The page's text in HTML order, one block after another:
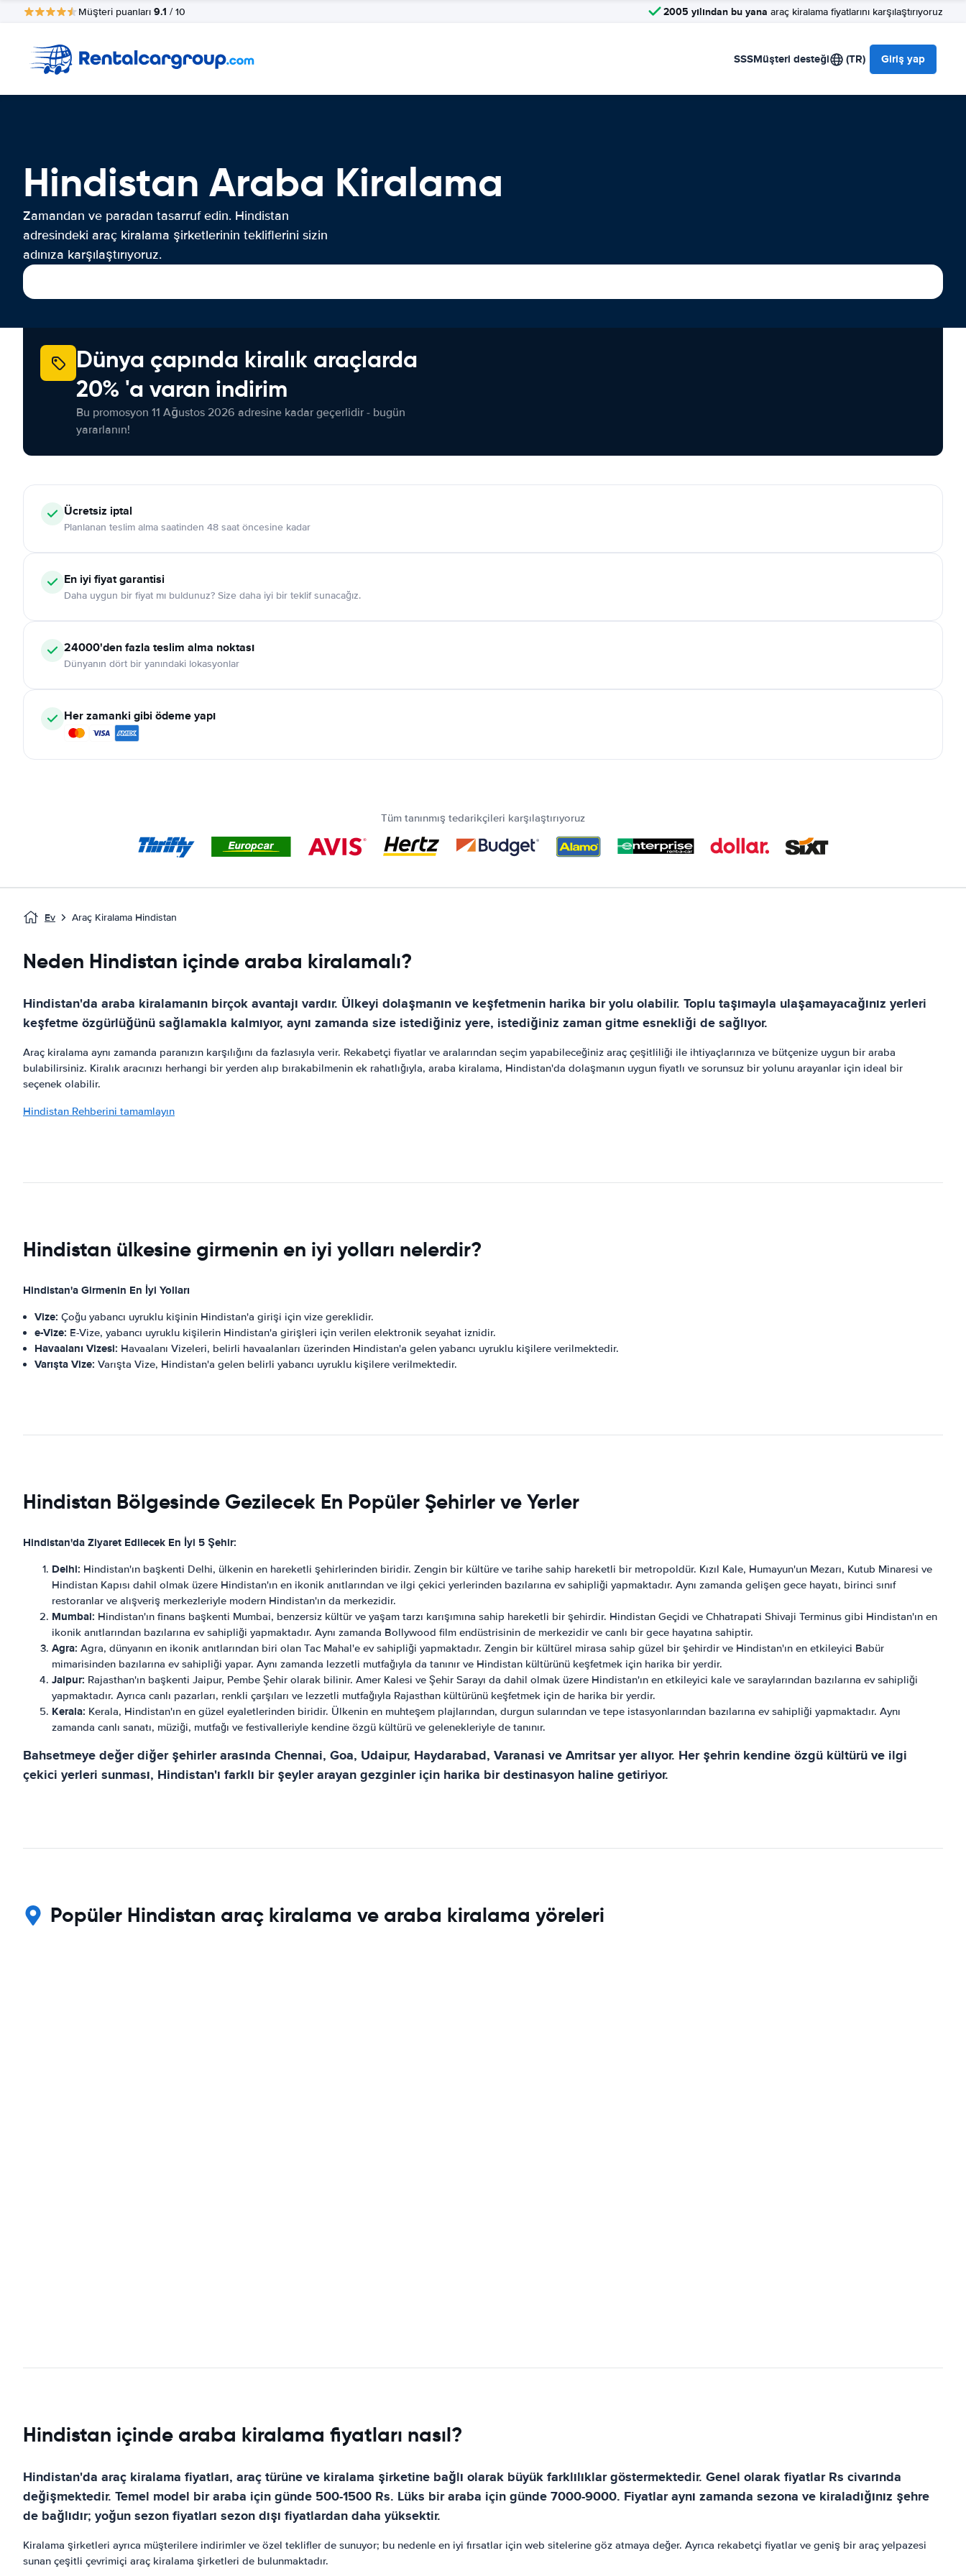
Müşteri puanları 9.1 / 10 2005 yılından bu yana araç kiralama fiyatlarını karşılaştırıyoruz
SSSMüşteri desteği (TR) Giriş yap
Hindistan Araba Kiralama
Zamandan ve paradan tasarruf edin. Hindistan
adresindeki araç kiralama şirketlerinin tekliflerini sizin
adınıza karşılaştırıyoruz.
Dünya çapında kiralık araçlarda
20% 'a varan indirim
Bu promosyon 11 Ağustos 2026 adresine kadar geçerlidir - bugün
yararlanın!
Ücretsiz iptal
Planlanan teslim alma saatinden 48 saat öncesine kadar
En iyi fiyat garantisi
Daha uygun bir fiyat mı buldunuz? Size daha iyi bir teklif sunacağız.
24000'den fazla teslim alma noktası
Dünyanın dört bir yanındaki lokasyonlar
Her zamanki gibi ödeme yapı
Tüm tanınmış tedarikçileri karşılaştırıyoruz
Ev Araç Kiralama Hindistan
Neden Hindistan içinde araba kiralamalı?
Hindistan'da araba kiralamanın birçok avantajı vardır. Ülkeyi dolaşmanın ve keşfetmenin harika bir yolu olabilir. Toplu taşımayla ulaşamayacağınız yerleri
keşfetme özgürlüğünü sağlamakla kalmıyor, aynı zamanda size istediğiniz yere, istediğiniz zaman gitme esnekliği de sağlıyor.
Araç kiralama aynı zamanda paranızın karşılığını da fazlasıyla verir. Rekabetçi fiyatlar ve aralarından seçim yapabileceğiniz araç çeşitliliği ile ihtiyaçlarınıza ve bütçenize uygun bir araba
bulabilirsiniz. Kiralık aracınızı herhangi bir yerden alıp bırakabilmenin ek rahatlığıyla, araba kiralama, Hindistan'da dolaşmanın uygun fiyatlı ve sorunsuz bir yolunu arayanlar için ideal bir
seçenek olabilir.
Hindistan Rehberini tamamlayın
Hindistan ülkesine girmenin en iyi yolları nelerdir?
Hindistan'a Girmenin En İyi Yolları
Vize: Çoğu yabancı uyruklu kişinin Hindistan'a girişi için vize gereklidir.
e-Vize: E-Vize, yabancı uyruklu kişilerin Hindistan'a girişleri için verilen elektronik seyahat iznidir.
Havaalanı Vizesi: Havaalanı Vizeleri, belirli havaalanları üzerinden Hindistan'a gelen yabancı uyruklu kişilere verilmektedir.
Varışta Vize: Varışta Vize, Hindistan'a gelen belirli yabancı uyruklu kişilere verilmektedir.
Hindistan Bölgesinde Gezilecek En Popüler Şehirler ve Yerler
Hindistan'da Ziyaret Edilecek En İyi 5 Şehir:
Delhi: Hindistan'ın başkenti Delhi, ülkenin en hareketli şehirlerinden biridir. Zengin bir kültüre ve tarihe sahip hareketli bir metropoldür. Kızıl Kale, Humayun'un Mezarı, Kutub Minaresi ve
Hindistan Kapısı dahil olmak üzere Hindistan'ın en ikonik anıtlarından ve ilgi çekici yerlerinden bazılarına ev sahipliği yapmaktadır. Aynı zamanda gelişen gece hayatı, birinci sınıf
restoranlar ve alışveriş merkezleriyle modern Hindistan'ın da merkezidir.
Mumbai: Hindistan'ın finans başkenti Mumbai, benzersiz kültür ve yaşam tarzı karışımına sahip hareketli bir şehirdir. Hindistan Geçidi ve Chhatrapati Shivaji Terminus gibi Hindistan'ın en
ikonik anıtlarından bazılarına ev sahipliği yapmaktadır. Aynı zamanda Bollywood film endüstrisinin de merkezidir ve canlı bir gece hayatına sahiptir.
Agra: Agra, dünyanın en ikonik anıtlarından biri olan Tac Mahal'e ev sahipliği yapmaktadır. Zengin bir kültürel mirasa sahip güzel bir şehirdir ve Hindistan'ın en etkileyici Babür
mimarisinden bazılarına ev sahipliği yapar. Aynı zamanda lezzetli mutfağıyla da tanınır ve Hindistan kültürünü keşfetmek için harika bir yerdir.
Jaipur: Rajasthan'ın başkenti Jaipur, Pembe Şehir olarak bilinir. Amer Kalesi ve Şehir Sarayı da dahil olmak üzere Hindistan'ın en etkileyici kale ve saraylarından bazılarına ev sahipliği
yapmaktadır. Ayrıca canlı pazarları, renkli çarşıları ve lezzetli mutfağıyla Rajasthan kültürünü keşfetmek için de harika bir yerdir.
Kerala: Kerala, Hindistan'ın en güzel eyaletlerinden biridir. Ülkenin en muhteşem plajlarından, durgun sularından ve tepe istasyonlarından bazılarına ev sahipliği yapmaktadır. Aynı
zamanda canlı sanatı, müziği, mutfağı ve festivalleriyle kendine özgü kültürü ve gelenekleriyle de tanınır.
Bahsetmeye değer diğer şehirler arasında Chennai, Goa, Udaipur, Haydarabad, Varanasi ve Amritsar yer alıyor. Her şehrin kendine özgü kültürü ve ilgi
çekici yerleri sunması, Hindistan'ı farklı bir şeyler arayan gezginler için harika bir destinasyon haline getiriyor.
Popüler Hindistan araç kiralama ve araba kiralama yöreleri
Hindistan içinde araba kiralama fiyatları nasıl?
Hindistan'da araç kiralama fiyatları, araç türüne ve kiralama şirketine bağlı olarak büyük farklılıklar göstermektedir. Genel olarak fiyatlar Rs civarında
değişmektedir. Temel model bir araba için günde 500-1500 Rs. Lüks bir araba için günde 7000-9000. Fiyatlar aynı zamanda sezona ve kiraladığınız şehre
de bağlıdır; yoğun sezon fiyatları sezon dışı fiyatlardan daha yüksektir.
Kiralama şirketleri ayrıca müşterilere indirimler ve özel teklifler de sunuyor; bu nedenle en iyi fırsatlar için web sitelerine göz atmaya değer. Ayrıca rekabetçi fiyatlar ve geniş bir araç yelpazesi
sunan çeşitli çevrimiçi araç kiralama şirketleri de bulunmaktadır.